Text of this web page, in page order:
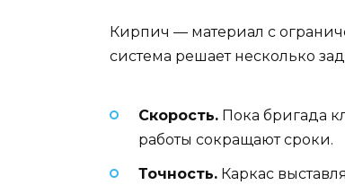
Кирпич — материал с
система решает несколько
Скорость. Пока бригада
работы сокращают сроки.
Точность. Каркас